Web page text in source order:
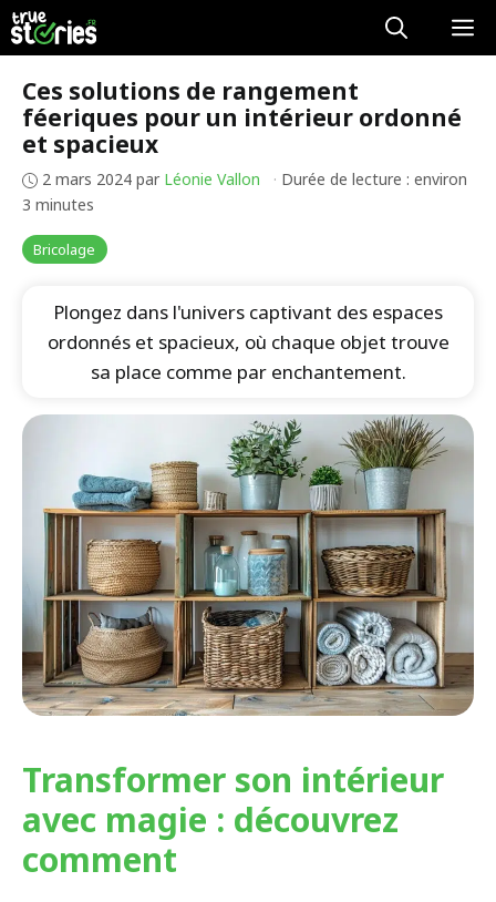
Aller
au
contenu
Bricolage
Ces solutions de rangement
féeriques pour un intérieur ordonné
et spacieux
2 mars 2024 par Léonie Vallon · Durée de lecture : environ
3 minutes
Plongez dans l'univers captivant des espaces
ordonnés et spacieux, où chaque objet trouve
sa place comme par enchantement.
Transformer son intérieur
avec magie : découvrez
comment